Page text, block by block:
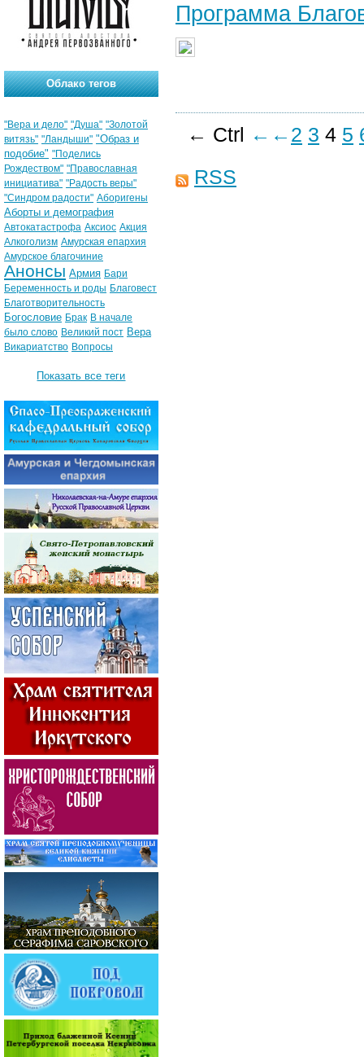
Программа
← Ctrl ← ← 2 3 4 5
RSS
Облако тегов
"Вера и дело" "Душа" "Золотой
витязь" "Ландыши" "Образ и
подобие" "Поделись
Рождеством" "Православная
инициатива" "Радость веры"
"Синдром радости" Аборигены
Аборты и демография
Автокатастрофа Аксиос Акция
Алкоголизм Амурская епархия
Амурское благочиние
Анонсы Армия Бари
Беременность и роды Благовест
Благотворительность
Богословие Брак В начале
было слово Великий пост Вера
Викариатство Вопросы
Показать все теги